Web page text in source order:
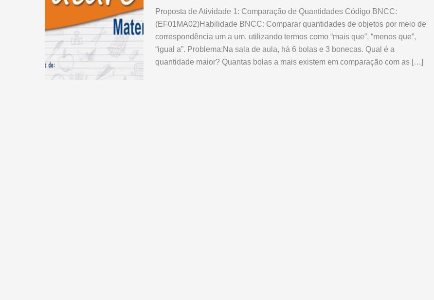
Proposta de Atividade 1: Comparação de Quantidades Código BNCC:
(EF01MA02)Habilidade BNCC: Comparar quantidades de objetos por meio de
correspondência um a um, utilizando termos como “mais que”, “menos que”,
“igual a”. Problema:Na sala de aula, há 6 bolas e 3 bonecas. Qual é a
quantidade maior? Quantas bolas a mais existem em comparação com as […]